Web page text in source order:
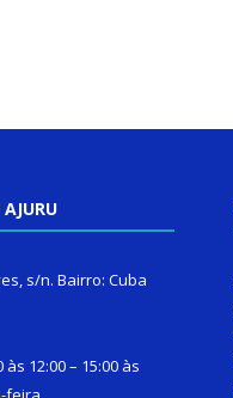
s/n. Bairro: Cuba
12:00 – 15:00 às